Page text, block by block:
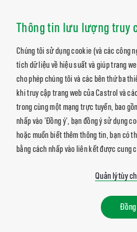
Thông tin lưu lượng truy
Chúng tôi sử dụng cookie (và các công
tích dữ liệu về hiệu suất và giúp trang
cho phép chúng tôi và các bên thứ ba
khi truy cập trang web của Castrol và
trong cùng một mạng trực tuyến, bao
nhấp vào 'Đồng ý', bạn đồng ý sử dụng
hoặc muốn biết thêm thông tin, bạn có
bằng cách nhấp vào liên kết được cung
Quản lý tùy